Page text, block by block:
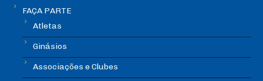
FAÇA PARTE
Atletas
Ginásios
Associações e Clubes